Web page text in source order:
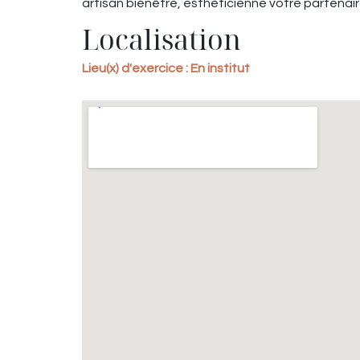
artisan bienêtre, esthéticienne votre
Localisation
Lieu(x) d'exercice : En institut